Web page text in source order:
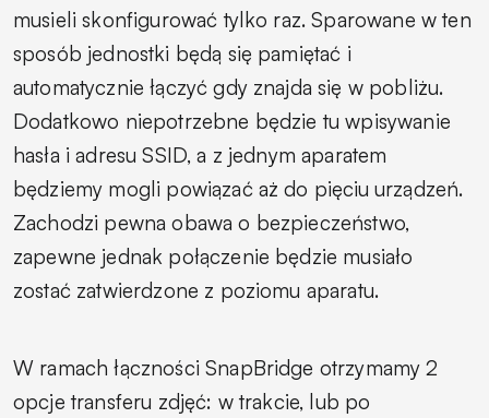
musieli skonfigurować tylko raz. Sparowane w ten
sposób jednostki będą się pamiętać i
automatycznie łączyć gdy znajda się w pobliżu.
Dodatkowo niepotrzebne będzie tu wpisywanie
hasła i adresu SSID, a z jednym aparatem
będziemy mogli powiązać aż do pięciu urządzeń.
Zachodzi pewna obawa o bezpieczeństwo,
zapewne jednak połączenie będzie musiało
zostać zatwierdzone z poziomu aparatu.
W ramach łączności SnapBridge otrzymamy 2
opcje transferu zdjęć: w trakcie, lub po